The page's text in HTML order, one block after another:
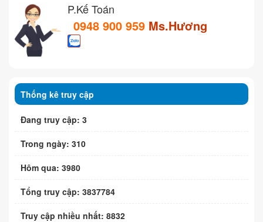
P.Kế Toán
0948 900 959 Ms.Hương
Thống kê truy cập
Đang truy cập: 3
Trong ngày: 310
Hôm qua: 3980
Tổng truy cập: 3837784
Truy cập nhiều nhất: 8832